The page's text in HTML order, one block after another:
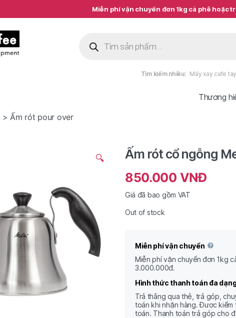
Miễn phí vận chuyển đơn 1kg cà phê hoặc
kiếm
Tìm kiếm nhiều: Máy xay cafe tay
Thương
> Ấm rót pour over
🔍
Ấm rót cổ ngỗng
850.000 VNĐ
Giá đã bao gồm VAT
Out of stock
Miễn phí vận chuyển
Miễn phí vận chuyển đơn 1kg
3.000.000đ.
Hình thức thanh toán đa
Trả thắng qua thẻ, trả góp,
toán khi nhận hàng. Được kiểm
toán. Thanh toán trả góp cho